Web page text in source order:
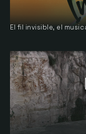
El fil invisible, el